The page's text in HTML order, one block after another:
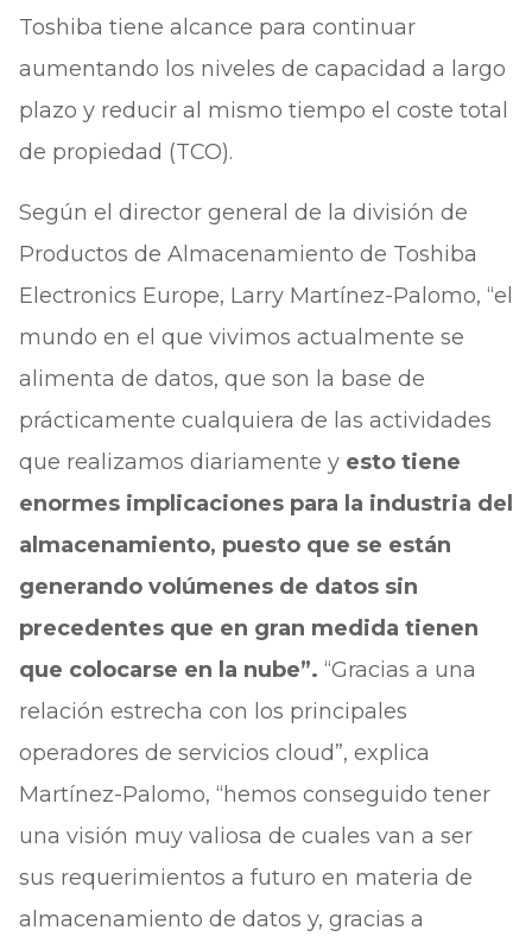
Toshiba tiene alcance para continuar
aumentando los niveles de capacidad a largo
plazo y reducir al mismo tiempo el coste total
de propiedad (TCO).
Según el director general de la división de
Productos de Almacenamiento de Toshiba
Electronics Europe, Larry Martínez-Palomo, “el
mundo en el que vivimos actualmente se
alimenta de datos, que son la base de
prácticamente cualquiera de las actividades
que realizamos diariamente y esto tiene
enormes implicaciones para la industria del
almacenamiento, puesto que se están
generando volúmenes de datos sin
precedentes que en gran medida tienen
que colocarse en la nube”. “Gracias a una
relación estrecha con los principales
operadores de servicios cloud”, explica
Martínez-Palomo, “hemos conseguido tener
una visión muy valiosa de cuales van a ser
sus requerimientos a futuro en materia de
almacenamiento de datos y, gracias a